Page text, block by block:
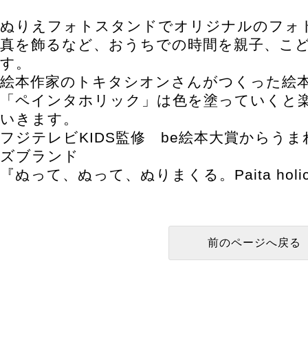
ぬりえフォトスタンドでオリジナルのフォ
真を飾るなど、おうちでの時間を親子、こ
す。
絵本作家のトキタシオンさんがつくった絵
「ペインタホリック」は色を塗っていく
いきます。
フジテレビKIDS監修 be絵本大賞からうま
ズブランド
『ぬって、ぬって、ぬりまくる。Paita